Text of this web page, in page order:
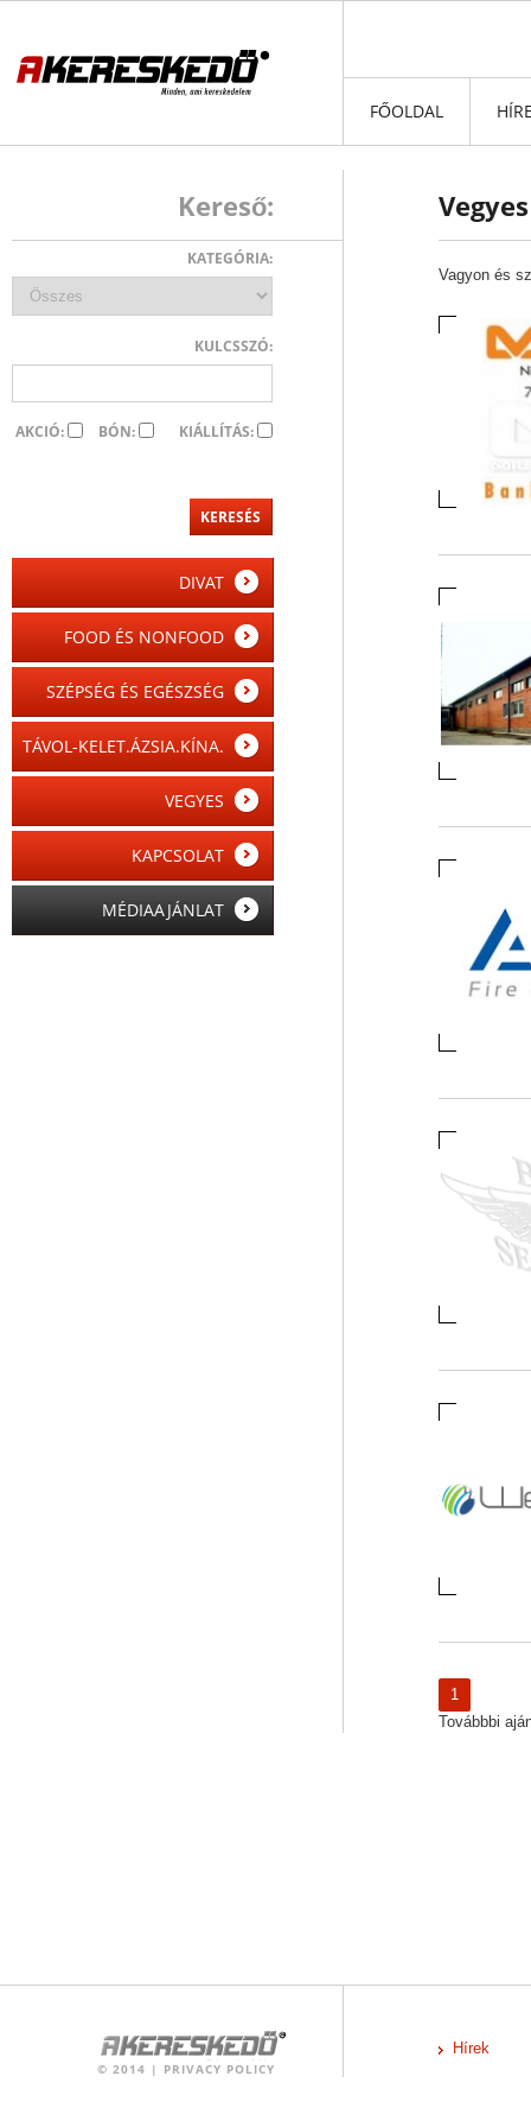
FŐOLDAL
Vagyon és
1
Továbbbi
Kereső:
KATEGÓRIA:
KULCSSZÓ:
AKCIÓ: BÓN: KIÁLLÍTÁS:
DIVAT
FOOD ÉS NONFOOD
SZÉPSÉG ÉS EGÉSZSÉG
TÁVOL-KELET.ÁZSIA.KÍNA.
VEGYES
KAPCSOLAT
MÉDIAAJÁNLAT
© 2014 | PRIVACY POLICY
Hírek